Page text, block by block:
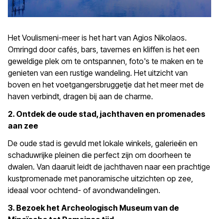
Het Voulismeni-meer is het hart van Agios Nikolaos.
Omringd door cafés, bars, tavernes en kliffen is het een
geweldige plek om te ontspannen, foto's te maken en te
genieten van een rustige wandeling. Het uitzicht van
boven en het voetgangersbruggetje dat het meer met de
haven verbindt, dragen bij aan de charme.
2. Ontdek de oude stad, jachthaven en promenades
aan zee
De oude stad is gevuld met lokale winkels, galerieën en
schaduwrijke pleinen die perfect zijn om doorheen te
dwalen. Van daaruit leidt de jachthaven naar een prachtige
kustpromenade met panoramische uitzichten op zee,
ideaal voor ochtend- of avondwandelingen.
3. Bezoek het Archeologisch Museum van de